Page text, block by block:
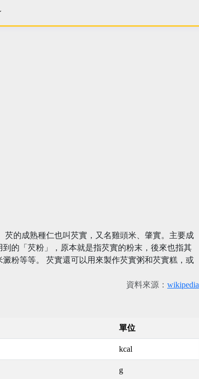
的成熟種仁也叫芡實，又名雞頭米、肇實。主要成
的「芡粉」，原本就是指芡實的粉末，後來也指其
粉等等。 芡實還可以用來製作芡實粥和芡實糕，或
資料來源： wikipedia
單位
kcal
g